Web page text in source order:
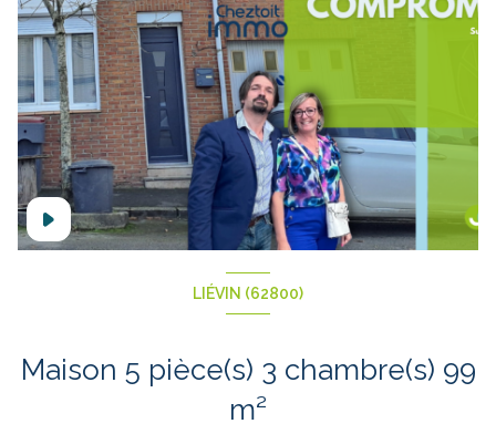
LIÉVIN (62800)
Maison 5 pièce(s) 3 chambre(s) 99
m²